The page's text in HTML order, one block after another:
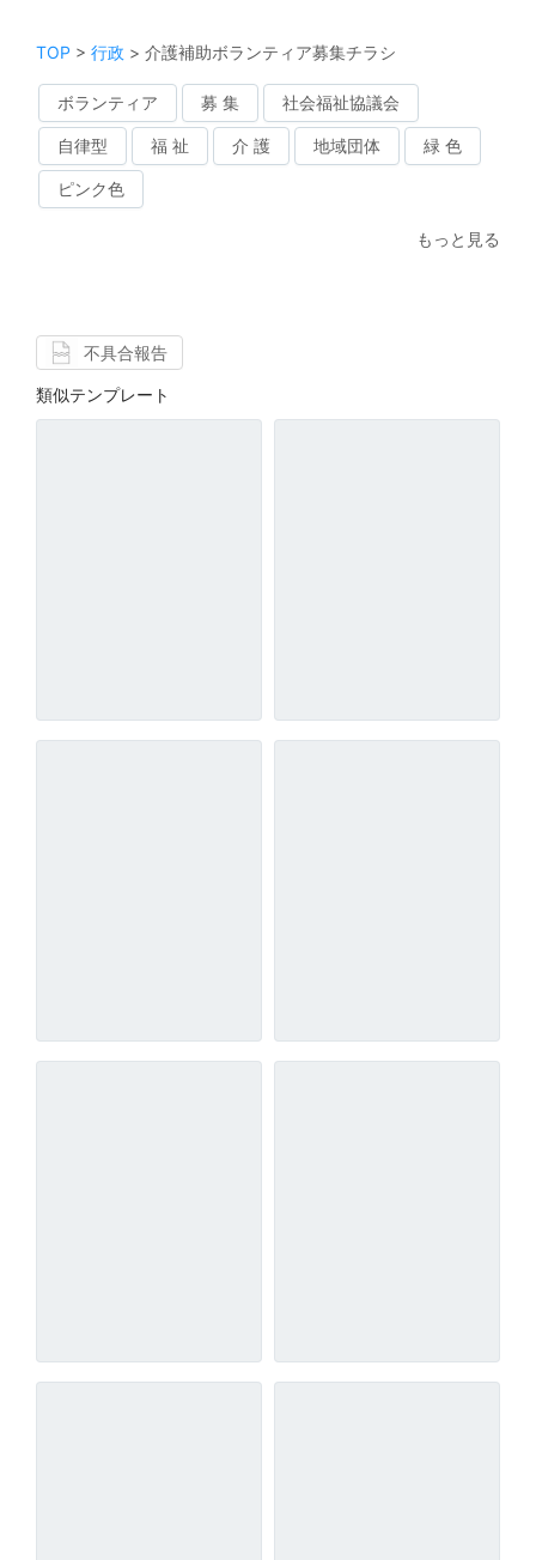
TOP > 行政 > 介護補助ボランティア募集チラシ
ボランティア 募 集 社会福祉協議会
自律型 福 祉 介 護 地域団体 緑 色
ピンク色
もっと見る
不具合報告
類似テンプレート